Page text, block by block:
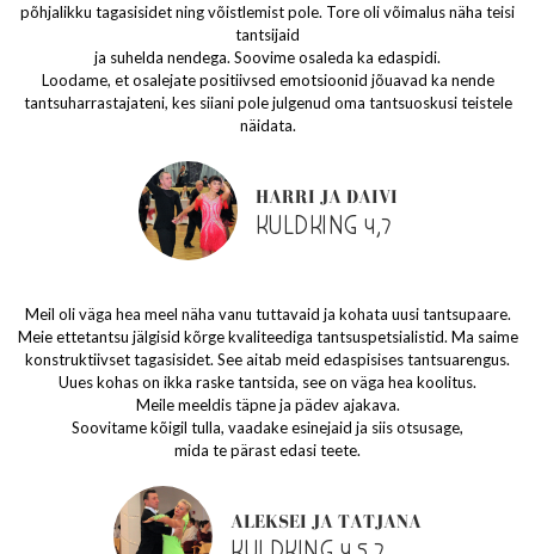
põhjalikku tagasisidet ning võistlemist pole. Tore oli võimalus näha teisi
tantsijaid
ja suhelda nendega. Soovime osaleda ka edaspidi.
Loodame, et osalejate positiivsed emotsioonid jõuavad ka nende
tantsuharrastajateni, kes siiani pole julgenud oma tantsuoskusi teistele
näidata.
HARRI JA DAIVI
KULDKING 4,7
Meil oli väga hea meel näha vanu tuttavaid ja kohata uusi tantsupaare.
Meie ettetantsu jälgisid kõrge kvaliteediga tantsuspetsialistid. Ma saime
konstruktiivset tagasisidet. See aitab meid edaspisises tantsuarengus.
Uues kohas on ikka raske tantsida, see on väga hea koolitus.
Meile meeldis täpne ja pädev ajakava.
Soovitame kõigil tulla, vaadake esinejaid ja siis otsusage,
mida te pärast edasi teete.
ALEKSEI JA TATJANA